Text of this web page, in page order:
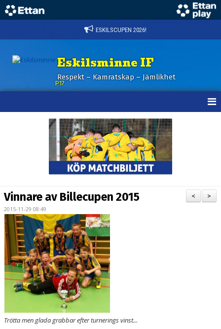
ESKILSCUPEN 2026!
Eskilsminne IF
Respekt – Kamratskap – Jämlikhet
P17
BILDGALLERI
DOKUMENT
KONTAKT
MATCHER
P17 DIV. 1 - REGION 1
>
<
Vinnare av Billecupen 2015
2015-11-29 08:49
Trötta men glada grabbar efter turnerings vinst...